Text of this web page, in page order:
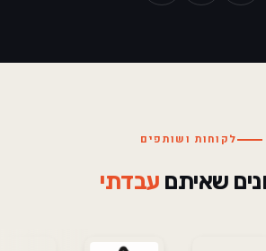
לקוחות ושותפים
שאיתם עבדתי